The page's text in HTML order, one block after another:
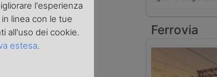
Ferrovia
l'esperienza
linea con le tue
all'uso dei cookie.
estesa.